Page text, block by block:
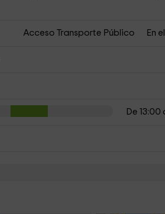
Acceso Transporte Público En
De 13:00